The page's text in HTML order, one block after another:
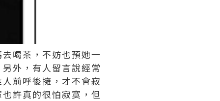
喝茶，不妨也預她一
外，有人留言說經常
前呼後擁，才不會寂
許真的很怕寂寞，但